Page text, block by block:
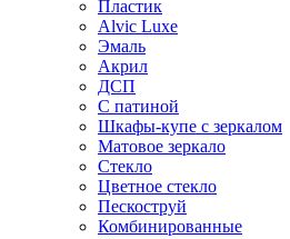
Пластик
Alvic Luxe
Эмаль
Акрил
ДСП
С патиной
Шкафы-купе с зеркалом
Матовое зеркало
Стекло
Цветное стекло
Пескоструй
Комбинированные